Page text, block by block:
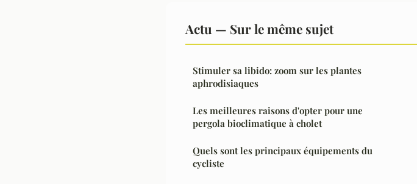
Actu — Sur le même sujet
Stimuler sa libido: zoom sur les plantes
aphrodisiaques
Les meilleures raisons d'opter pour une
pergola bioclimatique à cholet
Quels sont les principaux équipements du
cycliste